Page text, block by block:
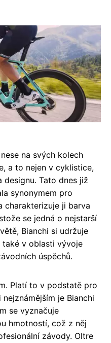
na svých kolech
a to nejen v cyklistice,
Tato dnes již
synonymem pro
charakterizuje ji barva
se jedná o nejstarší
Bianchi si udržuje
také v oblasti vývoje
úspěchů.
Platí to v podstatě pro
je Bianchi
se vyznačuje
hmotností, což z něj
závody. Oltre